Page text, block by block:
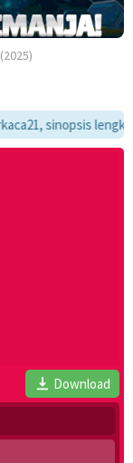
sinopsis
Download